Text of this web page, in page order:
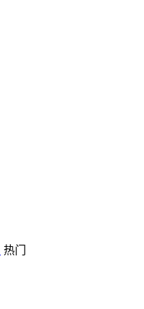
热门